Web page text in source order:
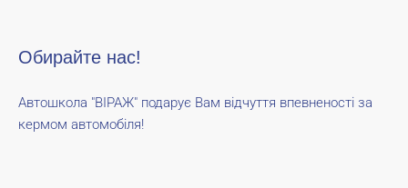
Обирайте нас!
Автошкола "ВІРАЖ" подарує Вам відчуття впевненості за
кермом автомобіля!